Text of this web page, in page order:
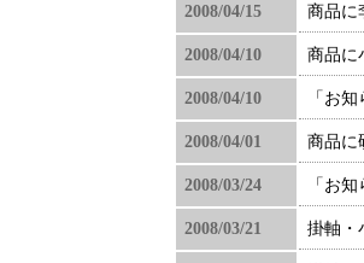
2008/04/15 商品に
2008/04/10 商品に
2008/04/10 「お
2008/04/01 商品に
2008/03/24 「お
2008/03/21 掛軸・